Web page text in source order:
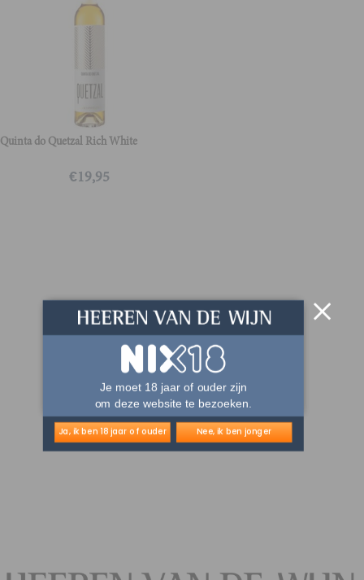
Quinta do Quetzal Rich White
€19,95
Je moet 18 jaar of ouder zijn
om deze website te bezoeken.
Ja, ik ben 18 jaar of ouder Nee, ik ben jonger